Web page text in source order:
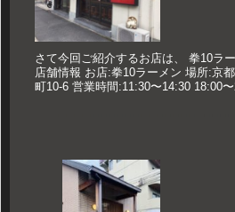
さて今回ご紹介するお店は、 拳10ラ
店舗情報 お店:拳10ラーメン 場所:京
町10-6 営業時間:11:30〜14:30 18:00